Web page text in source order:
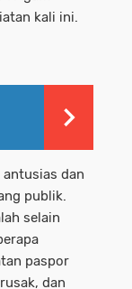
kali ini.
dan
publik.
selain
paspor
dan